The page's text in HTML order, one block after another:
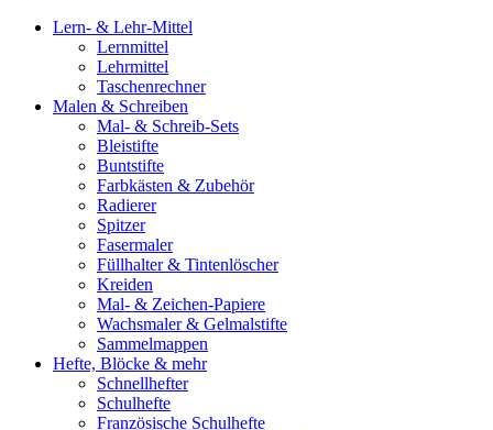
Lern- & Lehr-Mittel
Lernmittel
Lehrmittel
Taschenrechner
Malen & Schreiben
Mal- & Schreib-Sets
Bleistifte
Buntstifte
Farbkästen & Zubehör
Radierer
Spitzer
Fasermaler
Füllhalter & Tintenlöscher
Kreiden
Mal- & Zeichen-Papiere
Wachsmaler & Gelmalstifte
Sammelmappen
Hefte, Blöcke & mehr
Schnellhefter
Schulhefte
Französische Schulhefte